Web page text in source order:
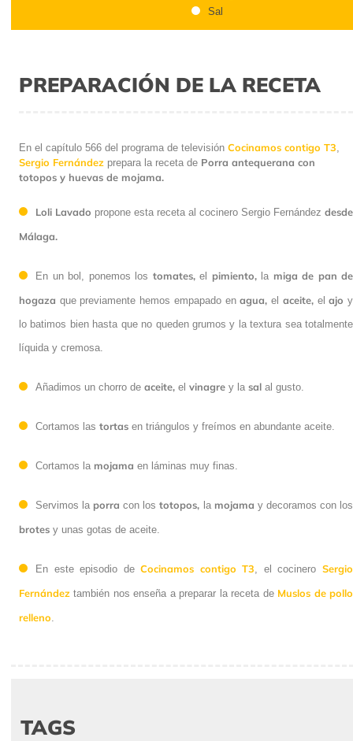
Sal
PREPARACIÓN DE LA RECETA
En el capítulo 566 del programa de televisión Cocinamos contigo T3
Sergio Fernández prepara la receta de Porra antequerana con
totopos y huevas de mojama.
Loli Lavado propone esta receta al cocinero Sergio Fernández
desde Málaga.
En un bol, ponemos los tomates,elpimiento,lamiga de pan de
hogaza que previamente hemos empapado enagua, el aceite,elajo
y lo batimos bien hasta que no queden grumos y la textura sea
totalmente líquida y cremosa.
Añadimos un chorro de aceite, el vinagre y la sal al gusto.
Cortamos las tortas en triángulos y freímos en abundante aceite.
Cortamos la mojama en láminas muy finas.
Servimos laporra con lostotopos, lamojamay decoramos con
losbrotesy unas gotas de aceite.
En este episodio de Cocinamos contigo T3, el cocineroSergio
Fernández también nos enseña a preparar la receta deMuslos de
pollo relleno
TAGS